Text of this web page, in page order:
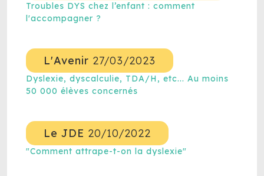
Troubles DYS chez l’enfant : comment
l'accompagner ?
L'Avenir 27/03/2023
Dyslexie, dyscalculie, TDA/H, etc... Au moins
50 000 élèves concernés
Le JDE 20/10/2022
"Comment attrape-t-on la dyslexie"